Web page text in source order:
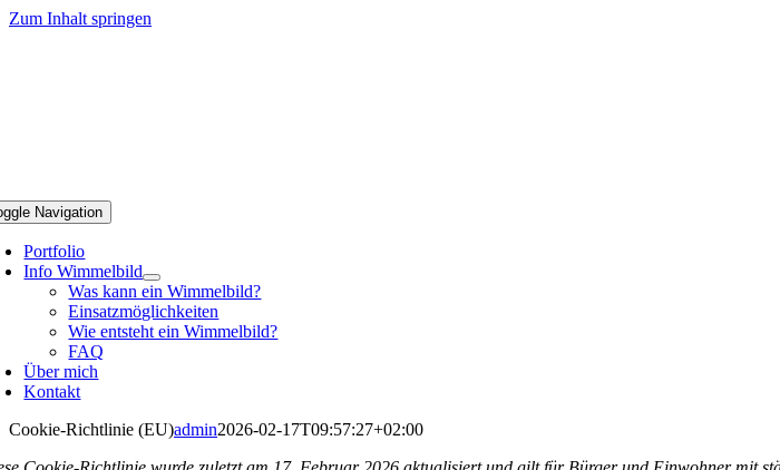
Zum Inhalt springen
Navigation
Portfolio
Info Wimmelbild
Was kann ein Wimmelbild?
Einsatzmöglichkeiten
Wie entsteht ein Wimmelbild?
FAQ
Über mich
Kontakt
Cookie-Richtlinie (EU)admin2026-02-17T09:57:27+02:00